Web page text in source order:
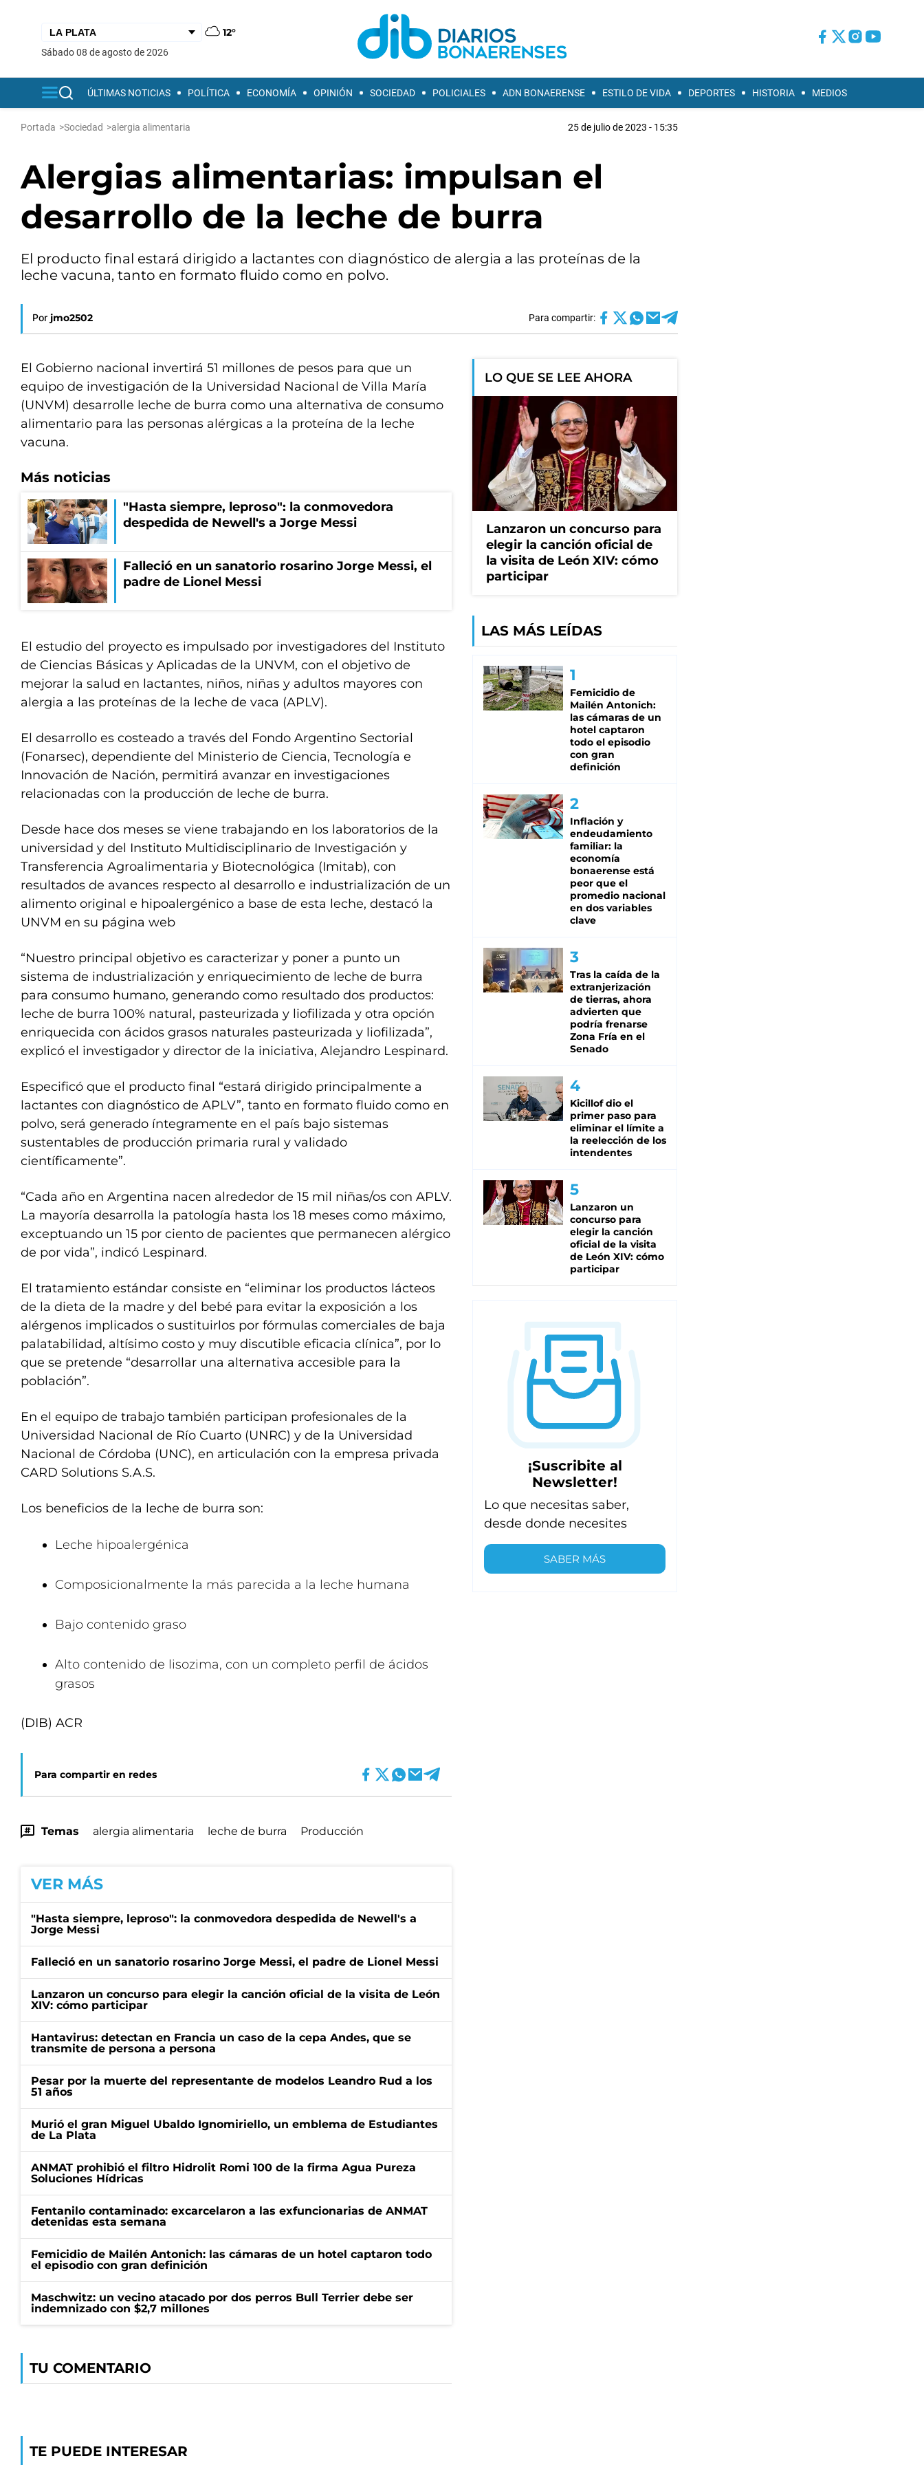
12°
sábado 08 de agosto de 2026
ÚLTIMAS NOTICIAS POLÍTICA ECONOMÍA OPINIÓN SOCIEDAD POLICIALES ADN BONAERENSE ESTILO DE VIDA DEPORTES HISTORIA MEDIOS
Portada >Sociedad >alergia alimentaria 25 de julio de 2023 - 15:35
Alergias alimentarias: impulsan el
desarrollo de la leche de burra
El producto final estará dirigido a lactantes con diagnóstico de alergia a las proteínas de la
leche vacuna, tanto en formato fluido como en polvo.
Por jmo2502 Para compartir:
El Gobierno nacional invertirá 51 millones de pesos para que un
equipo de investigación de la Universidad Nacional de Villa María
(UNVM) desarrolle leche de burra como una alternativa de consumo
alimentario para las personas alérgicas a la proteína de la leche
vacuna.
Más noticias
"Hasta siempre, leproso": la conmovedora
despedida de Newell's a Jorge Messi
Falleció en un sanatorio rosarino Jorge Messi, el
padre de Lionel Messi
El estudio del proyecto es impulsado por investigadores del Instituto
de Ciencias Básicas y Aplicadas de la UNVM, con el objetivo de
mejorar la salud en lactantes, niños, niñas y adultos mayores con
alergia a las proteínas de la leche de vaca (APLV).
El desarrollo es costeado a través del Fondo Argentino Sectorial
(Fonarsec), dependiente del Ministerio de Ciencia, Tecnología e
Innovación de Nación, permitirá avanzar en investigaciones
relacionadas con la producción de leche de burra.
Desde hace dos meses se viene trabajando en los laboratorios de la
universidad y del Instituto Multidisciplinario de Investigación y
Transferencia Agroalimentaria y Biotecnológica (Imitab), con
resultados de avances respecto al desarrollo e industrialización de un
alimento original e hipoalergénico a base de esta leche, destacó la
UNVM en su página web
“Nuestro principal objetivo es caracterizar y poner a punto un
sistema de industrialización y enriquecimiento de leche de burra
para consumo humano, generando como resultado dos productos:
leche de burra 100% natural, pasteurizada y liofilizada y otra opción
enriquecida con ácidos grasos naturales pasteurizada y liofilizada”,
explicó el investigador y director de la iniciativa, Alejandro Lespinard.
Especificó que el producto final “estará dirigido principalmente a
lactantes con diagnóstico de APLV”, tanto en formato fluido como en
polvo, será generado íntegramente en el país bajo sistemas
sustentables de producción primaria rural y validado
científicamente”.
“Cada año en Argentina nacen alrededor de 15 mil niñas/os con APLV.
La mayoría desarrolla la patología hasta los 18 meses como máximo,
exceptuando un 15 por ciento de pacientes que permanecen alérgico
de por vida”, indicó Lespinard.
El tratamiento estándar consiste en “eliminar los productos lácteos
de la dieta de la madre y del bebé para evitar la exposición a los
alérgenos implicados o sustituirlos por fórmulas comerciales de baja
palatabilidad, altísimo costo y muy discutible eficacia clínica”, por lo
que se pretende “desarrollar una alternativa accesible para la
población”.
En el equipo de trabajo también participan profesionales de la
Universidad Nacional de Río Cuarto (UNRC) y de la Universidad
Nacional de Córdoba (UNC), en articulación con la empresa privada
CARD Solutions S.A.S.
Los beneficios de la leche de burra son:
Leche hipoalergénica
Composicionalmente la más parecida a la leche humana
Bajo contenido graso
Alto contenido de lisozima, con un completo perfil de ácidos
grasos
(DIB) ACR
Para compartir en redes
Temas alergia alimentaria leche de burra Producción
VER MÁS
"Hasta siempre, leproso": la conmovedora despedida de Newell's a
Jorge Messi
Falleció en un sanatorio rosarino Jorge Messi, el padre de Lionel Messi
Lanzaron un concurso para elegir la canción oficial de la visita de León
XIV: cómo participar
Hantavirus: detectan en Francia un caso de la cepa Andes, que se
transmite de persona a persona
Pesar por la muerte del representante de modelos Leandro Rud a los
51 años
Murió el gran Miguel Ubaldo Ignomiriello, un emblema de Estudiantes
de La Plata
ANMAT prohibió el filtro Hidrolit Romi 100 de la firma Agua Pureza
Soluciones Hídricas
Fentanilo contaminado: excarcelaron a las exfuncionarias de ANMAT
detenidas esta semana
Femicidio de Mailén Antonich: las cámaras de un hotel captaron todo
el episodio con gran definición
Maschwitz: un vecino atacado por dos perros Bull Terrier debe ser
indemnizado con $2,7 millones
TU COMENTARIO
LO QUE SE LEE AHORA
Lanzaron un concurso para
elegir la canción oficial de
la visita de León XIV: cómo
participar
LAS MÁS LEÍDAS
Femicidio de
Mailén Antonich:
las cámaras de un
hotel captaron
todo el episodio
con gran
definición
Inflación y
endeudamiento
familiar: la
economía
bonaerense está
peor que el
promedio nacional
en dos variables
clave
Tras la caída de la
extranjerización
de tierras, ahora
advierten que
podría frenarse
Zona Fría en el
Senado
Kicillof dio el
primer paso para
eliminar el límite a
la reelección de los
intendentes
Lanzaron un
concurso para
elegir la canción
oficial de la visita
de León XIV: cómo
participar
¡Suscribite al
Newsletter!
Lo que necesitas saber,
desde donde necesites
SABER MÁS
TE PUEDE INTERESAR